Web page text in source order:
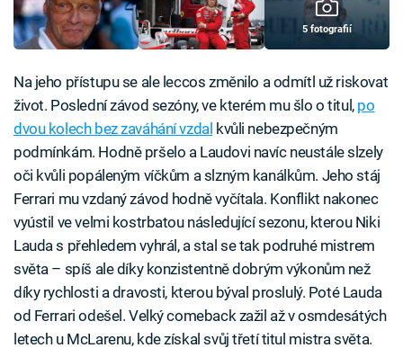
5 fotografií
Na jeho přístupu se ale leccos změnilo a odmítl už riskovat
život. Poslední závod sezóny, ve kterém mu šlo o titul, po
dvou kolech bez zaváhání vzdal kvůli nebezpečným
podmínkám. Hodně pršelo a Laudovi navíc neustále slzely
oči kvůli popáleným víčkům a slzným kanálkům. Jeho stáj
Ferrari mu vzdaný závod hodně vyčítala. Konflikt nakonec
vyústil ve velmi kostrbatou následující sezonu, kterou Niki
Lauda s přehledem vyhrál, a stal se tak podruhé mistrem
světa – spíš ale díky konzistentně dobrým výkonům než
díky rychlosti a dravosti, kterou býval proslulý. Poté Lauda
od Ferrari odešel. Velký comeback zažil až v osmdesátých
letech u McLarenu, kde získal svůj třetí titul mistra světa.